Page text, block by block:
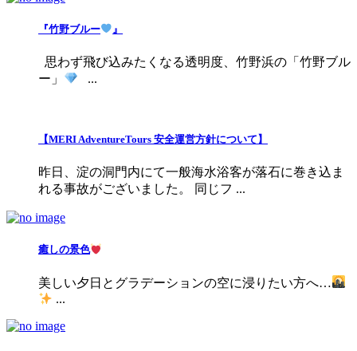
『竹野ブルー 』
思わず飛び込みたくなる透明度、竹野浜の「竹野ブル
ー」
...
【MERI AdventureTours 安全運営方針について】
昨日、淀の洞門内にて一般海水浴客が落石に巻き込ま
れる事故がございました。 同じフ ...
癒しの景色
美しい夕日とグラデーションの空に浸りたい方へ…
...